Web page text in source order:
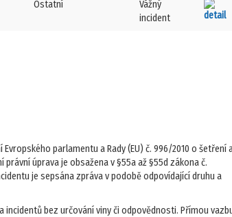
Ostatní
Vážný
incident
parlamentu a Rady (EU) č. 996/2010 o šetření
úprava je obsažena v §55a až §55d zákona č.
je sepsána zpráva v podobě odpovídající druhu a
incidentů bez určování viny či odpovědnosti. Přímou